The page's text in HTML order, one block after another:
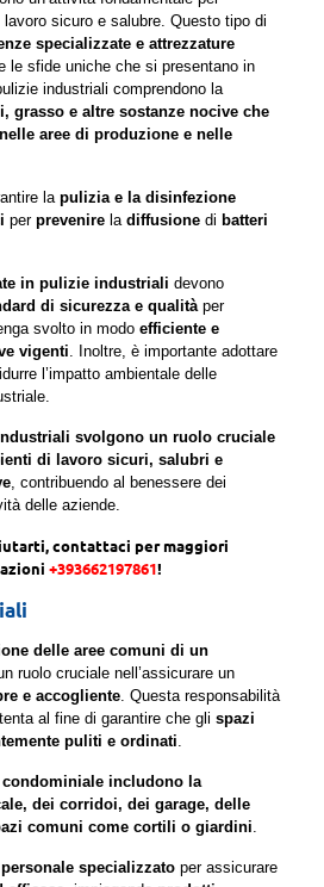
sicuro e salubre. Questo tipo di
specializzate e attrezzature
le sfide uniche che si presentano in
industriali comprendono la
grasso e altre sostanze nocive che
aree di produzione e nelle
la pulizia e la disinfezione
per prevenirela diffusionedi batteri
in pulizie industriali devono
di sicurezza e qualitàper
svolto in modo efficiente e
vigenti. Inoltre, è importante adottare
l’impatto ambientale delle
svolgono un ruolo cruciale
di lavoro sicuri, salubri e
, contribuendo al benessere dei
delle aziende.
contattaci per maggiori
+393662197861!
delle aree comuni di un
ruolo cruciale nell’assicurare un
e accogliente. Questa responsabilità
al fine di garantire che gli spazi
puliti e ordinati.
includono la
dei corridoi, dei garage, delle
comuni come cortili o giardini.
personale specializzatoper assicurare